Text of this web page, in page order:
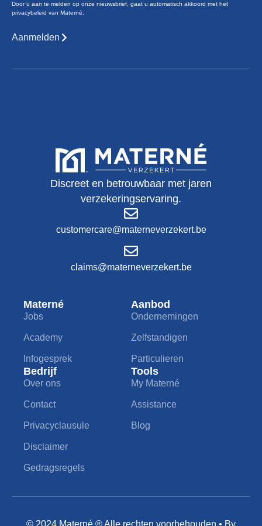
Door u aan te melden op onze nieuwsbrief, gaat u automatisch akkoord met het
privacybeleid van Materné.
Aanmelden
Discreet en betrouwbaar met jaren
verzekeringservaring.
customercare@materneverzekert.be
claims@materneverzekert.be
Materné
Jobs
Academy
Infogesprek
Aanbod
Ondernemingen
Zelfstandigen
Particulieren
Bedrijf
Over ons
Contact
Privacyclausule
Disclaimer
Gedragsregels
Tools
My Materné
Assistance
Blog
© 2024 Materné ® Alle rechten voorbehouden • By